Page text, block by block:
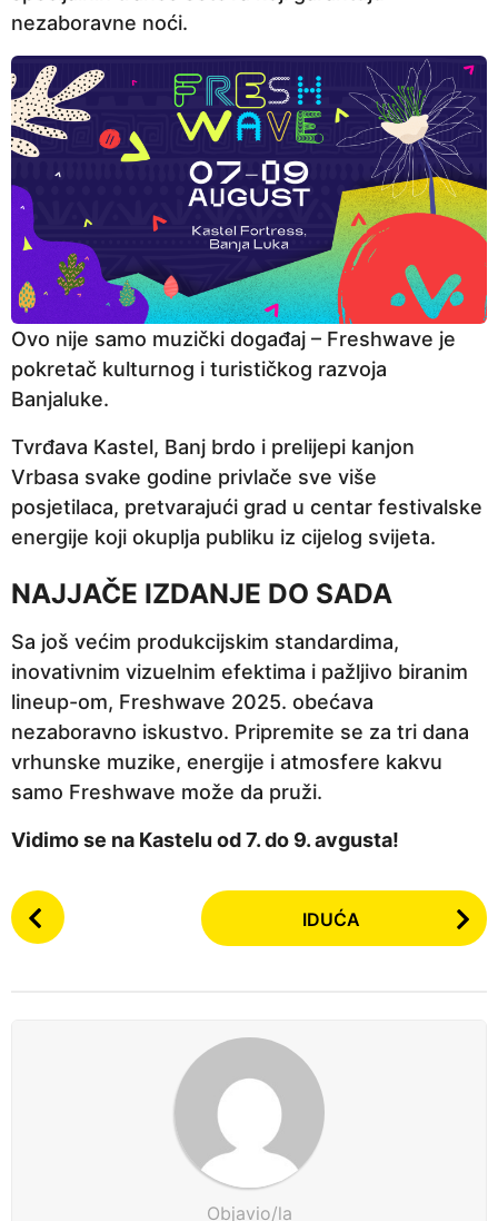
nezaboravne noći.
Ovo nije samo muzički događaj – Freshwave je
pokretač kulturnog i turističkog razvoja
Banjaluke.
Tvrđava Kastel, Banj brdo i prelijepi kanjon
Vrbasa svake godine privlače sve više
posjetilaca, pretvarajući grad u centar festivalske
energije koji okuplja publiku iz cijelog svijeta.
NAJJAČE IZDANJE DO SADA
Sa još većim produkcijskim standardima,
inovativnim vizuelnim efektima i pažljivo biranim
lineup-om, Freshwave 2025. obećava
nezaboravno iskustvo. Pripremite se za tri dana
vrhunske muzike, energije i atmosfere kakvu
samo Freshwave može da pruži.
Vidimo se na Kastelu od 7. do 9. avgusta!
P
o
IDUĆA
Objavio/la